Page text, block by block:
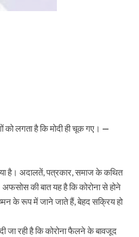
लगता है कि मोदी ही चूक गए। —
है। अदालतें, पत्रकार, समाज के कथित
की बात यह है कि कोरोना से होने
के रूप में जाने जाते हैं, बेहद सक्रिय हो
जा रही है कि कोरोना फैलने के बावजूद